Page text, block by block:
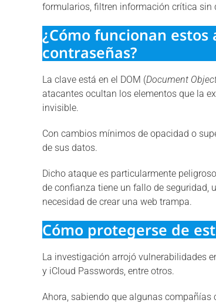
formularios, filtren información crítica sin
¿Cómo funcionan
contraseñas?
La clave está en el DOM (Document
atacantes ocultan los elementos que la
invisible.
Con cambios mínimos de opacidad o
de sus datos.
Dicho ataque es particularmente
de confianza tiene un fallo de seguridad,
necesidad de crear una web trampa.
Cómo protegerse de
La investigación arrojó vulnerabilidades
y iCloud Passwords, entre otros.
Ahora, sabiendo que algunas